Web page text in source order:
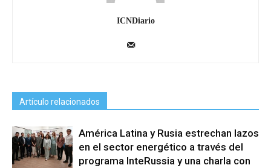
ICNDiario
Artículo relacionados
América Latina y Rusia estrechan lazos
en el sector energético a través del
programa InteRussia y una charla con